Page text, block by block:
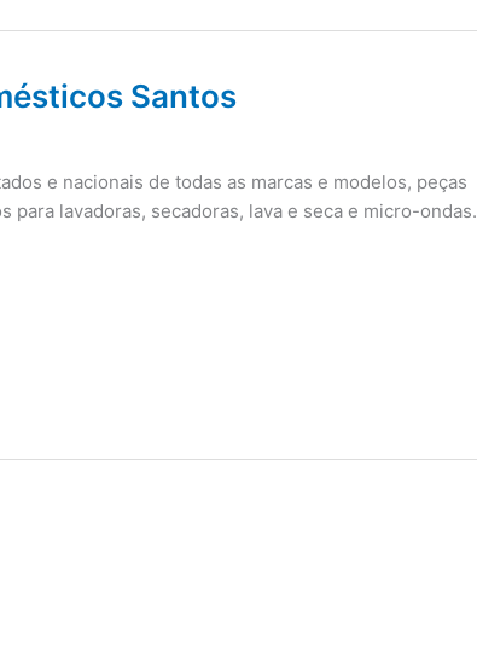
Santos
e nacionais de todas as marcas e modelos, peças
lavadoras, secadoras, lava e seca e micro-ondas.